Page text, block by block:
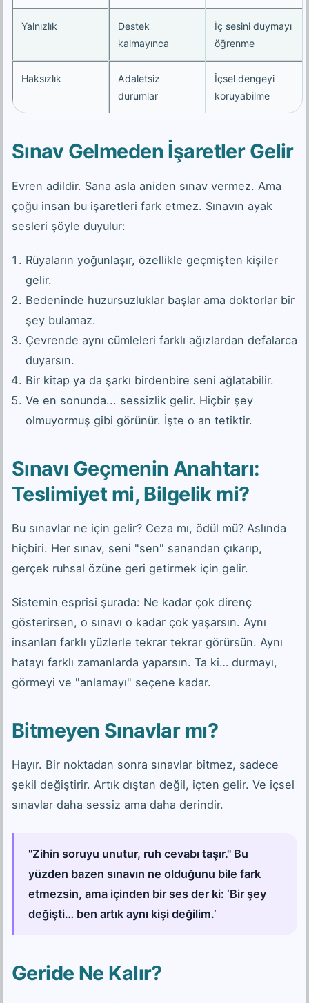
Yalnızlık
Destek
kalmayınca
İç sesini duymayı
öğrenme
Haksızlık
Adaletsiz
durumlar
İçsel dengeyi
koruyabilme
Sınav Gelmeden İşaretler Gelir
Evren adildir. Sana asla aniden sınav vermez. Ama
çoğu insan bu işaretleri fark etmez. Sınavın ayak
sesleri şöyle duyulur:
Rüyaların yoğunlaşır, özellikle geçmişten kişiler
gelir.
Bedeninde huzursuzluklar başlar ama doktorlar bir
şey bulamaz.
Çevrende aynı cümleleri farklı ağızlardan defalarca
duyarsın.
Bir kitap ya da şarkı birdenbire seni ağlatabilir.
Ve en sonunda... sessizlik gelir. Hiçbir şey
olmuyormuş gibi görünür. İşte o an tetiktir.
Sınavı Geçmenin Anahtarı:
Teslimiyet mi, Bilgelik mi?
Bu sınavlar ne için gelir? Ceza mı, ödül mü? Aslında
hiçbiri. Her sınav, seni "sen" sanandan çıkarıp,
gerçek ruhsal özüne geri getirmek için gelir.
Sistemin esprisi şurada: Ne kadar çok direnç
gösterirsen, o sınavı o kadar çok yaşarsın. Aynı
insanları farklı yüzlerle tekrar tekrar görürsün. Aynı
hatayı farklı zamanlarda yaparsın. Ta ki… durmayı,
görmeyi ve "anlamayı" seçene kadar.
Bitmeyen Sınavlar mı?
Hayır. Bir noktadan sonra sınavlar bitmez, sadece
şekil değiştirir. Artık dıştan değil, içten gelir. Ve içsel
sınavlar daha sessiz ama daha derindir.
"Zihin soruyu unutur, ruh cevabı taşır." Bu
yüzden bazen sınavın ne olduğunu bile fark
etmezsin, ama içinden bir ses der ki: ‘Bir şey
değişti… ben artık aynı kişi değilim.’
Geride Ne Kalır?